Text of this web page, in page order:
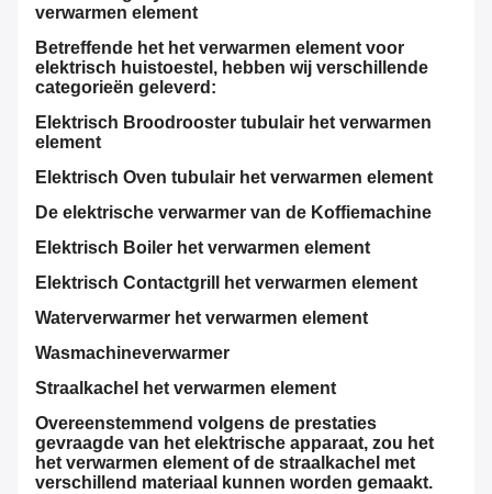
verwarmen element
Betreffende het het verwarmen element voor
elektrisch huistoestel, hebben wij verschillende
categorieën geleverd:
Elektrisch Broodrooster tubulair het verwarmen
element
Elektrisch Oven tubulair het verwarmen element
De elektrische verwarmer van de Koffiemachine
Elektrisch Boiler het verwarmen element
Elektrisch Contactgrill het verwarmen element
Waterverwarmer het verwarmen element
Wasmachineverwarmer
Straalkachel het verwarmen element
Overeenstemmend volgens de prestaties
gevraagde van het elektrische apparaat, zou het
het verwarmen element of de straalkachel met
verschillend materiaal kunnen worden gemaakt.